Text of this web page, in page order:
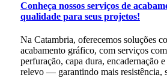
Conheça nossos serviços de
qualidade para seus projetos!
Na Catambria, oferecemos soluções
acabamento gráfico, com serviços
perfuração, capa dura, encadernação
relevo — garantindo mais resistência,